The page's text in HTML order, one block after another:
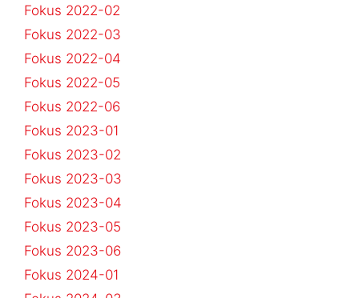
Fokus 2022-02
Fokus 2022-03
Fokus 2022-04
Fokus 2022-05
Fokus 2022-06
Fokus 2023-01
Fokus 2023-02
Fokus 2023-03
Fokus 2023-04
Fokus 2023-05
Fokus 2023-06
Fokus 2024-01